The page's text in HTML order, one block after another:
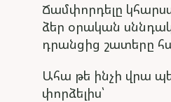
Ճամփորդելը
ձեր օրական
դրանցից շատերը
Ահա թե ինչի վրա
փորձելիս՝